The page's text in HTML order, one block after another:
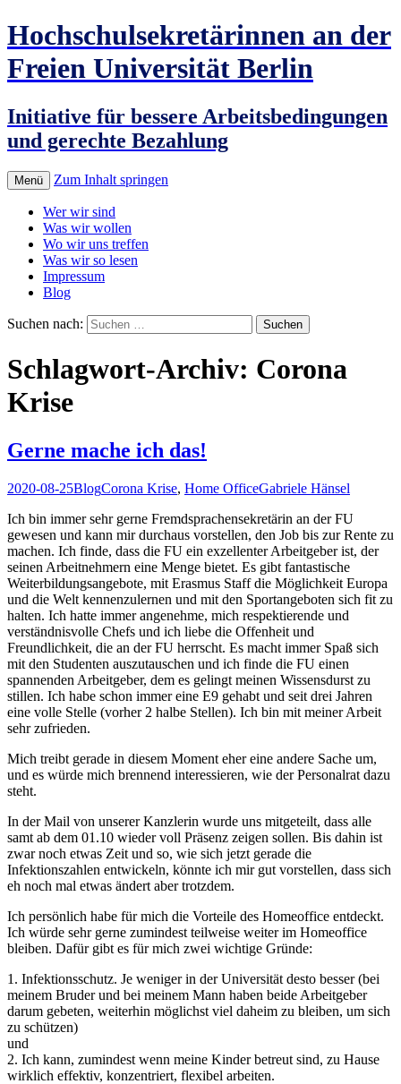
Hochschulsekretärinnen an der
Freien Universität Berlin
Initiative für bessere Arbeitsbedingungen
und gerechte Bezahlung
Menü Zum Inhalt springen
Wer wir sind
Was wir wollen
Wo wir uns treffen
Was wir so lesen
Impressum
Blog
Suchen nach:
Schlagwort-Archiv: Corona
Krise
Gerne mache ich das!
2020-08-25BlogCorona Krise, Home OfficeGabriele Hänsel
Ich bin immer sehr gerne Fremdsprachensekretärin an der FU
gewesen und kann mir durchaus vorstellen, den Job bis zur Rente zu
machen. Ich finde, dass die FU ein exzellenter Arbeitgeber ist, der
seinen Arbeitnehmern eine Menge bietet. Es gibt fantastische
Weiterbildungsangebote, mit Erasmus Staff die Möglichkeit Europa
und die Welt kennenzulernen und mit den Sportangeboten sich fit zu
halten. Ich hatte immer angenehme, mich respektierende und
verständnisvolle Chefs und ich liebe die Offenheit und
Freundlichkeit, die an der FU herrscht. Es macht immer Spaß sich
mit den Studenten auszutauschen und ich finde die FU einen
spannenden Arbeitgeber, dem es gelingt meinen Wissensdurst zu
stillen. Ich habe schon immer eine E9 gehabt und seit drei Jahren
eine volle Stelle (vorher 2 halbe Stellen). Ich bin mit meiner Arbeit
sehr zufrieden.
Mich treibt gerade in diesem Moment eher eine andere Sache um,
und es würde mich brennend interessieren, wie der Personalrat dazu
steht.
In der Mail von unserer Kanzlerin wurde uns mitgeteilt, dass alle
samt ab dem 01.10 wieder voll Präsenz zeigen sollen. Bis dahin ist
zwar noch etwas Zeit und so, wie sich jetzt gerade die
Infektionszahlen entwickeln, könnte ich mir gut vorstellen, dass sich
eh noch mal etwas ändert aber trotzdem.
Ich persönlich habe für mich die Vorteile des Homeoffice entdeckt.
Ich würde sehr gerne zumindest teilweise weiter im Homeoffice
bleiben. Dafür gibt es für mich zwei wichtige Gründe:
1. Infektionsschutz. Je weniger in der Universität desto besser (bei
meinem Bruder und bei meinem Mann haben beide Arbeitgeber
darum gebeten, weiterhin möglichst viel daheim zu bleiben, um sich
zu schützen)
und
2. Ich kann, zumindest wenn meine Kinder betreut sind, zu Hause
wirklich effektiv, konzentriert, flexibel arbeiten.